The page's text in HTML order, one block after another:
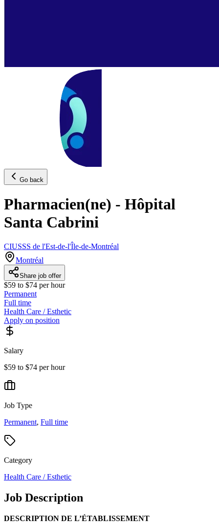
Go back
Pharmacien(ne) - Hôpital
Santa Cabrini
CIUSSS de l'Est-de-l'Île-de-Montréal
Montréal
Share job offer
$59 to $74 per hour
Permanent
Full time
Health Care / Esthetic
Apply on position
Salary
$59 to $74 per hour
Job Type
Permanent, Full time
Category
Health Care / Esthetic
Job Description
DESCRIPTION DE L’ÉTABLISSEMENT